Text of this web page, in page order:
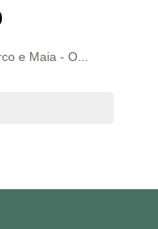
e Maia - O...